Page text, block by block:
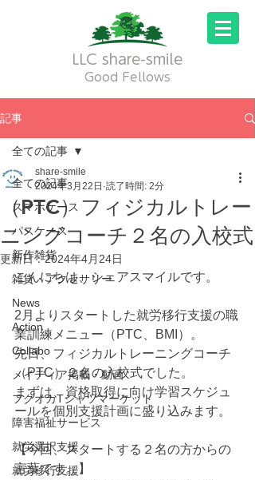
LLC share-smile
Good Fellows
記事
全ての記事
スマホケース
パスケース
新作雑貨
雑貨・アクセサリー
News
Action
Collabo
メイディア掲載・動画
フクオカTシャツマーケット
障害福祉サービス
就労選択支援
就労移行支援
全ての記事
（PTC）フィジカルトレー
ニングコーチ２名の入校式
share-smile
2024年3月22日 読了時間: 2分
更新日：2024年4月24日
こんにちは、シェアスマイルです。
2月よりスタートした就労移行支援の職
業訓練メニュー（PTC、BMI）。
先日、フィジカルトレーニングコーチ
（PTC）２名の入校式でした。
まずは、資格取得に向け学習スケジュ
ールを個別支援計画に盛り込みます。
【今回、スタートする２名の方からの
言葉です。】